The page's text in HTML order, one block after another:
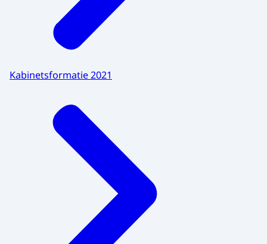
Kabinetsformatie 2021